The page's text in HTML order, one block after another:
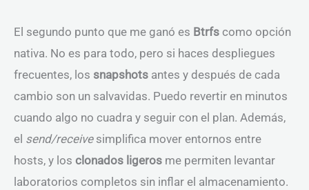
El segundo punto que me ganó es Btrfs como opción
nativa. No es para todo, pero si haces despliegues
frecuentes, los snapshots antes y después de cada
cambio son un salvavidas. Puedo revertir en minutos
cuando algo no cuadra y seguir con el plan. Además,
el send/receivesimplifica mover entornos entre
hosts, y los clonados ligeros me permiten levantar
laboratorios completos sin inflar el almacenamiento.